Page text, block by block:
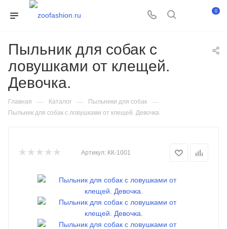
0
Пыльник для собак с
ловушками от клещей.
Девочка.
Главная — Каталог — Пыльники для собак —
Пыльник для собак с ловушками от клещей. Девочка.
Артикул: КК-1001